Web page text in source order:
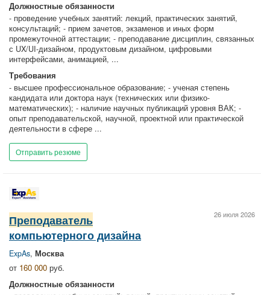
Должностные обязанности
- проведение учебных занятий: лекций, практических занятий,
консультаций; - прием зачетов, экзаменов и иных форм
промежуточной аттестации; - преподавание дисциплин, связанных
с UX/UI-дизайном, продуктовым дизайном, цифровыми
интерфейсами, анимацией, ...
Требования
- высшее профессиональное образование; - ученая степень
кандидата или доктора наук (технических или физико-
математических); - наличие научных публикаций уровня ВАК; -
опыт преподавательской, научной, проектной или практической
деятельности в сфере ...
Отправить резюме
26 июля 2026
Преподаватель
компьютерного дизайна
ExpAs, Москва
от 160 000 руб.
Должностные обязанности